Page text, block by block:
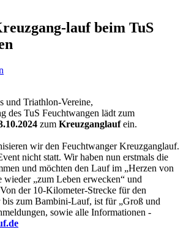
lauf beim TuS
und Triathlon-Vereine,
des TuS Feuchtwangen lädt zum
zum Kreuzganglaufein.
wir den Feuchtwanger Kreuzganglauf.
nicht statt. Wir haben nun erstmals die
und möchten den Lauf im „Herzen von
wieder „zum Leben erwecken“ und
der 10-Kilometer-Strecke für den
zum Bambini-Lauf, ist für „Groß und
sowie alle Informationen -